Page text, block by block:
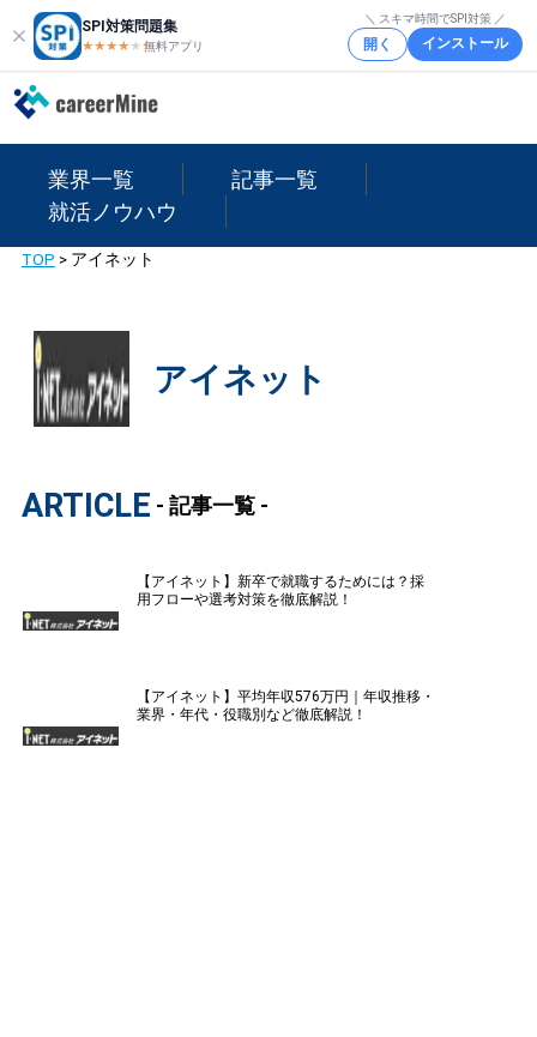
SPI対策問題集
★★★★ ★★
無料アプリ
＼ スキマ時間でSPI対策 ／
開く インストール
業界一覧
記事一覧
就活ノウハウ
TOP > アイネット
アイネット
ARTICLE - 記事一覧 -
【アイネット】新卒で就職するためには？採
用フローや選考対策を徹底解説！
【アイネット】平均年収576万円｜年収推移・
業界・年代・役職別など徹底解説！